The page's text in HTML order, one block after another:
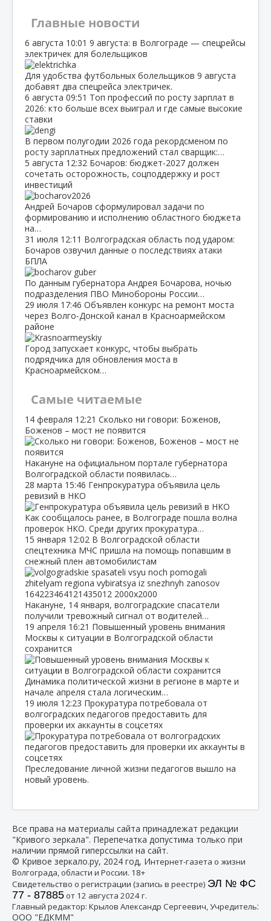
Главные новости
6 августа 10:01 9 августа: в Волгограде — спецрейсы
электричек для болельщиков
Для удобства футбольных болельщиков 9 августа
добавят два спецрейса электричек.
6 августа 09:51 Топ профессий по росту зарплат в
2026: кто больше всех выиграл и где самые высокие
ставки
В первом полугодии 2026 года рекордсменом по
росту зарплатных предложений стал сварщик:…
5 августа 12:32 Бочаров: бюджет‑2027 должен
сочетать осторожность, соцподдержку и рост
инвестиций
Андрей Бочаров сформулировал задачи по
формированию и исполнению областного бюджета
на…
31 июля 12:11 Волгоградская область под ударом:
Бочаров озвучил данные о последствиях атаки
БПЛА
По данным губернатора Андрея Бочарова, ночью
подразделения ПВО Минобороны России…
29 июля 17:46 Объявлен конкурс на ремонт моста
через Волго‑Донской канал в Красноармейском
районе
Город запускает конкурс, чтобы выбрать
подрядчика для обновления моста в
Красноармейском…
Самые читаемые
14 февраля 12:21 Сколько ни говори: Боженов,
Боженов – мост не появится
Накануне на официальном портале губернатора
Волгоградской области появилась…
28 марта 15:46 Генпрокуратура объявила цель
ревизий в НКО
Как сообщалось ранее, в Волгограде пошла волна
проверок НКО. Среди других прокуратура…
15 января 12:02 В Волгоградской области
спецтехника МЧС пришла на помощь попавшим в
снежный плен автомобилистам
Накануне, 14 января, волгоградские спасатели
получили тревожный сигнал от водителей…
19 апреля 16:21 Повышенный уровень внимания
Москвы к ситуации в Волгоградской области
сохранится
Динамика политической жизни в регионе в марте и
начале апреля стала логическим…
19 июля 12:23 Прокуратура потребовала от
волгоградских педагогов предоставить для
проверки их аккаунты в соцсетях
Преследование личной жизни педагогов вышло на
новый уровень.
Все права на материалы сайта принадлежат редакции
"Кривого зеркала". Перепечатка допустима только при
наличии прямой гиперссылки на сайт.
© Кривое зеркало.ру, 2024 год, Интернет-газета о жизни
Волгограда, области и России. 18+
Свидетельство о регистрации (запись в реестре) ЭЛ № ФС
77 - 87885от 12 августа 2024 г.
Главный редактор: Крылов Александр Сергеевич, Учредитель:
ООО "ЕДКММ"